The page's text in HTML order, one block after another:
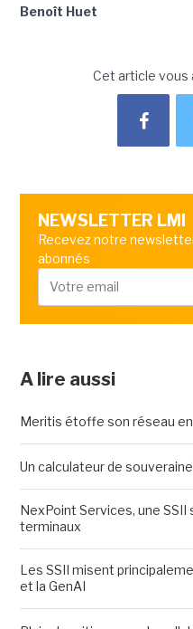
Benoît Huet
Cet article vous
NEWSLETTER LMI
Recevez notre
abonnés
A lire aussi
Meritis étoffe son réseau
Un calculateur de
NexPoint Services, une
terminaux
Les SSII misent
et la GenAI